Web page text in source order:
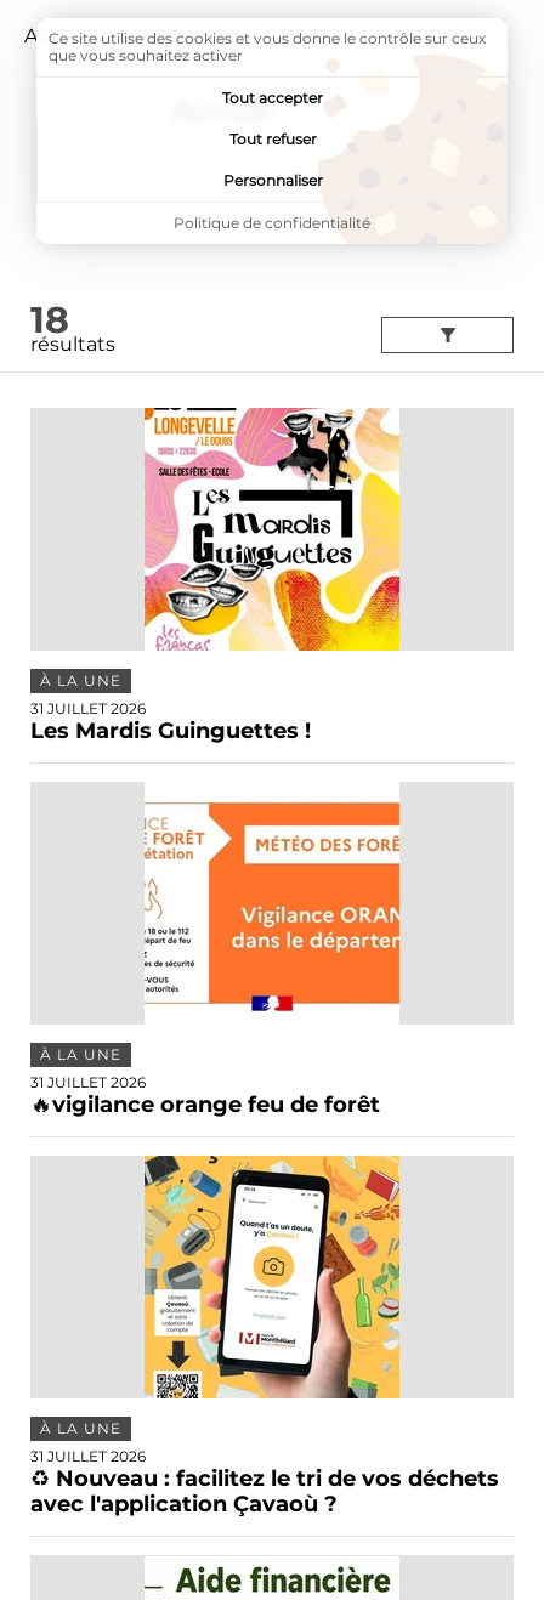
Accueil Actualités Page active :
Actus
Actus
18
résultats
Les Mardis Guinguettes !
31 JUILLET 2026
À LA UNE
🔥vigilance orange feu de forêt
31 JUILLET 2026
À LA UNE
♻️ Nouveau : facilitez le tri de vos déchets
avec l'application Çavaoù ?
31 JUILLET 2026
À LA UNE
Ce site utilise des cookies et vous donne le contrôle sur ceux
que vous souhaitez activer
Tout accepter
Tout refuser
Personnaliser
Politique de confidentialité